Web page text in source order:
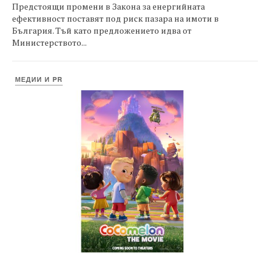
Предстоящи промени в Закона за енергийната
ефективност поставят под риск пазара на имоти в
България. Тъй като предложението идва от
Министерството...
МЕДИИ И PR